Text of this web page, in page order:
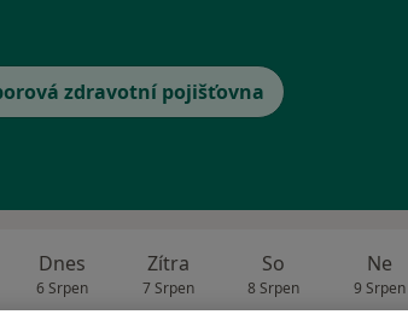
zdravotní pojišťovna
Dnes
6 Srpen
Zítra
7 Srpen
So
8 Srpen
Ne
9 Srpen